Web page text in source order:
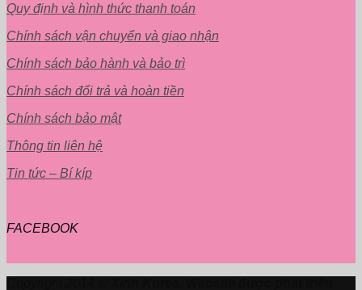
Quy định và hình thức thanh toán
Chính sách vận chuyển và giao nhận
Chính sách bảo hành và bảo trì
Chính sách đổi trả và hoàn tiền
Chính sách bảo mật
Thông tin liên hệ
Tin tức – Bí kíp
FACEBOOK